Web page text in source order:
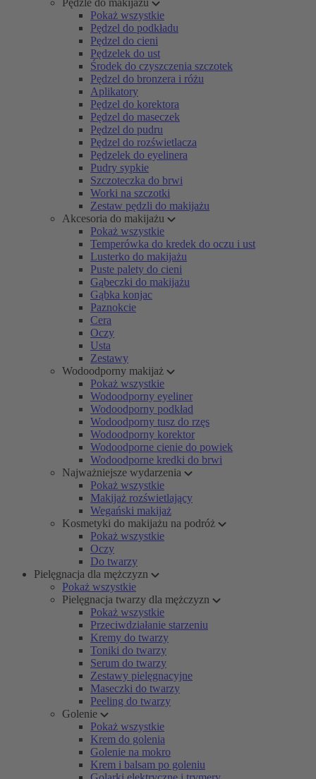
Pędzle do makijażu
Pokaż wszystkie
Pędzel do podkładu
Pędzel do cieni
Pędzelek do ust
Środek do czyszczenia szczotek
Pędzel do bronzera i różu
Aplikatory
Pędzel do korektora
Pędzel do maseczek
Pędzel do pudru
Pędzel do rozświetlacza
Pędzelek do eyelinera
Pudry sypkie
Szczoteczka do brwi
Worki na szczotki
Zestaw pędzli do makijażu
Akcesoria do makijażu
Pokaż wszystkie
Temperówka do kredek do oczu i ust
Lusterko do makijażu
Puste palety do cieni
Gąbeczki do makijażu
Gąbka konjac
Paznokcie
Cera
Oczy
Usta
Zestawy
Wodoodporny makijaż
Pokaż wszystkie
Wodoodporny eyeliner
Wodoodporny podkład
Wodoodporny tusz do rzęs
Wodoodporny korektor
Wodoodporne cienie do powiek
Wodoodporne kredki do brwi
Najważniejsze wydarzenia
Pokaż wszystkie
Makijaż rozświetlający
Wegański makijaż
Kosmetyki do makijażu na podróż
Pokaż wszystkie
Oczy
Do twarzy
Pielęgnacja dla mężczyzn
Pokaż wszystkie
Pielęgnacja twarzy dla mężczyzn
Pokaż wszystkie
Przeciwdziałanie starzeniu
Kremy do twarzy
Toniki do twarzy
Serum do twarzy
Zestawy pielęgnacyjne
Maseczki do twarzy
Peeling do twarzy
Golenie
Pokaż wszystkie
Krem do golenia
Golenie na mokro
Krem i balsam po goleniu